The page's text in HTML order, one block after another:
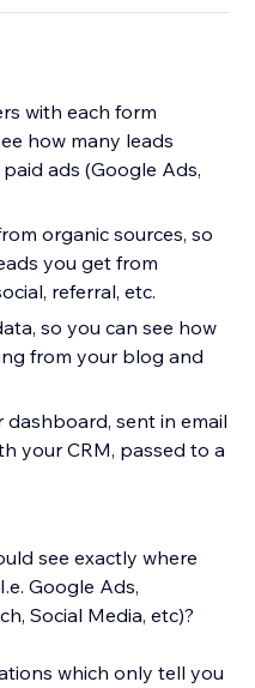
with each form
how many leads
ads (Google Ads,
organic sources, so
you get from
referral, etc.
so you can see how
from your blog and
dashboard, sent in email
your CRM, passed to a
see exactly where
Google Ads,
Social Media, etc)?
which only tell you